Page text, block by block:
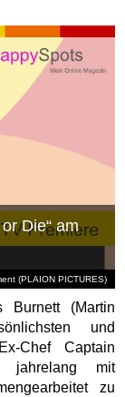
(PLAION PICTURES)
Die“ am
Burnett (Martin
und
Chef Captain
jahrelang mit
zu